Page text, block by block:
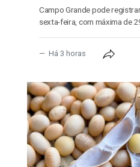
Campo Grande pode
sexta-feira, com máxima de
Há 3 horas